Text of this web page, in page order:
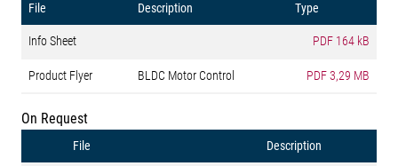
File Description Type
Info Sheet PDF 164 kB
Product Flyer BLDC Motor Control PDF3,29 MB
On Request
File Description